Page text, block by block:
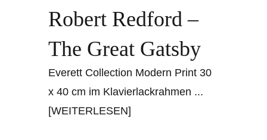
Robert Redford –
The Great Gatsby
Everett Collection Modern Print 30
x 40 cm im Klavierlackrahmen ...
[WEITERLESEN]